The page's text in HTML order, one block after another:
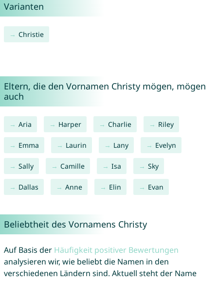
Varianten
Christie
Eltern, die den Vornamen Christy mögen, mögen
auch
Aria Harper Charlie Riley
Emma Laurin Lany Evelyn
Sally Camille Isa Sky
Dallas Anne Elin Evan
Beliebtheit des Vornamens Christy
Auf Basis der Häufigkeit positiver Bewertungen
analysieren wir, wie beliebt die Namen in den
verschiedenen Ländern sind. Aktuell steht der Name